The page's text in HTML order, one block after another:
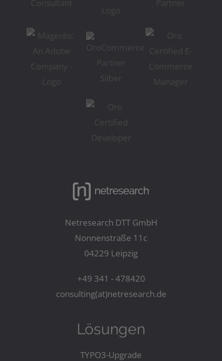
Netresearch DTT GmbH
Nonnenstraße 11c
04229 Leipzig
+49 341 - 478420
consulting(at)netresearch.de
Lösungen
TYPO3-Upgrade